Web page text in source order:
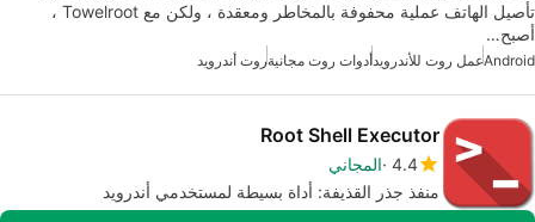
تأصيل الهاتف عملية محفوفة بالمخاطر ومعقدة ، ولكن مع Towelroot ،
أصبح…
Androidعمل روت للأندرويدأدوات روت مجانيةروت أندرويد
Root Shell Executor
4.4 المجاني
منفذ جذر القذيفة: أداة بسيطة لمستخدمي أندرويد